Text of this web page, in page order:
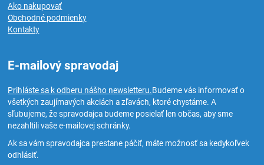
Ako nakupovať
Obchodné podmienky
Kontakty
E-mailový spravodaj
Prihláste sa k odberu nášho newsletteru.Budeme vás informovať o
všetkých zaujímavých akciách a zľavách, ktoré chystáme. A
sľubujeme, že spravodajca budeme posielať len občas, aby sme
nezahltili vaše e-mailovej schránky.
Ak sa vám spravodajca prestane páčiť, máte možnosť sa kedykoľvek
odhlásiť.